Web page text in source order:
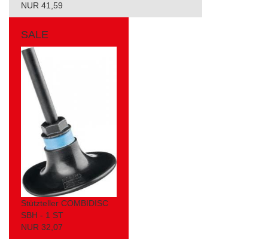
NUR 41,59
SALE
Stützteller COMBIDISC
SBH - 1 ST
NUR 32,07